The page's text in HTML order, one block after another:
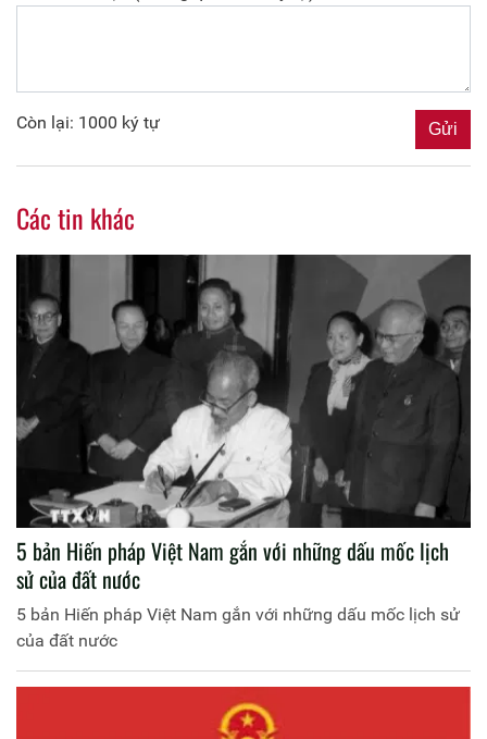
Còn lại: 1000 ký tự
Các tin khác
5 bản Hiến pháp Việt Nam gắn với những dấu mốc lịch
sử của đất nước
5 bản Hiến pháp Việt Nam gắn với những dấu mốc lịch sử
của đất nước